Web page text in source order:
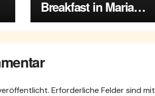
Breakfast in Maria
Enzersdorf
Erforderliche Felder sind mit